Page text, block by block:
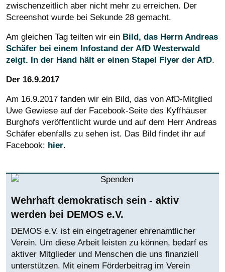
zwischenzeitlich aber nicht mehr zu erreichen. Der
Screenshot wurde bei Sekunde 28 gemacht.
Am gleichen Tag teilten wir ein Bild, das Herrn Andreas
Schäfer bei einem Infostand der AfD Westerwald
zeigt. In der Hand hält er einen Stapel Flyer der AfD.
Der 16.9.2017
Am 16.9.2017 fanden wir ein Bild, das von AfD-Mitglied
Uwe Gewiese auf der Facebook-Seite des Kyffhäuser
Burghofs veröffentlicht wurde und auf dem Herr Andreas
Schäfer ebenfalls zu sehen ist. Das Bild findet ihr auf
Facebook: hier.
Wehrhaft demokratisch sein - aktiv
werden bei DEMOS e.V.
DEMOS e.V. ist ein eingetragener ehrenamtlicher
Verein. Um diese Arbeit leisten zu können, bedarf es
aktiver Mitglieder und Menschen die uns finanziell
unterstützen. Mit einem Förderbeitrag im Verein